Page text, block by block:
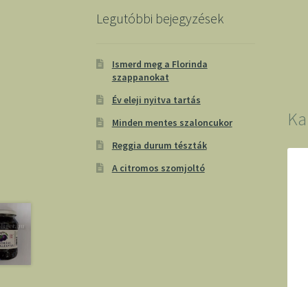
Legutóbbi bejegyzések
Ismerd meg a Florinda
szappanokat
Év eleji nyitva tartás
Minden mentes szaloncukor
Reggia durum tészták
A citromos szomjoltó